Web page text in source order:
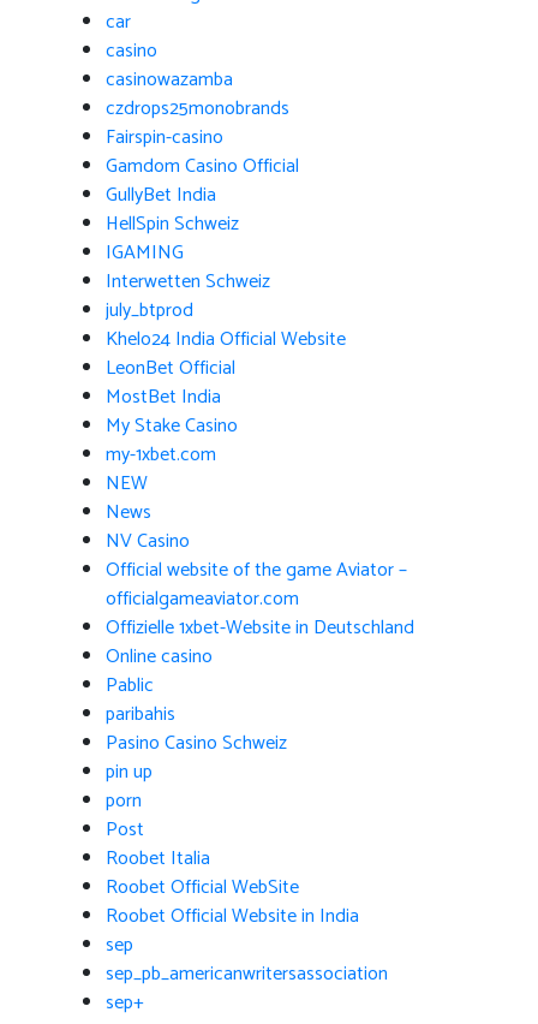
car
casino
casinowazamba
czdrops25monobrands
Fairspin-casino
Gamdom Casino Official
GullyBet India
HellSpin Schweiz
IGAMING
Interwetten Schweiz
july_btprod
Khelo24 India Official Website
LeonBet Official
MostBet India
My Stake Casino
my-1xbet.com
NEW
News
NV Casino
Official website of the game Aviator –
officialgameaviator.com
Offizielle 1xbet-Website in Deutschland
Online casino
Pablic
paribahis
Pasino Casino Schweiz
pin up
porn
Post
Roobet Italia
Roobet Official WebSite
Roobet Official Website in India
sep
sep_pb_americanwritersassociation
sep+